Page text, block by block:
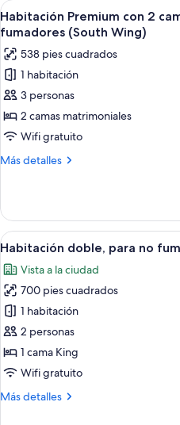
(South
Wing)
2
camas
para
fumadores
(South
Wing)
Abrir
todas
las
fotos
de
Habitación
Premium
con
2
para
fumadores
(South
Wing)
5
Habitación Premium con 2
fumadores (South Wing)
538 pies cuadrados
1 habitación
3 personas
2 camas matrimoniales
Wifi gratuito
Más detalles
Más
Premium
con
2
individuales,
para
fumadores
(South
Wing)
Abrir
todas
las
fotos
de
Habitación
doble,
para
fumadores
6
Habitación doble, para no
Vista a la ciudad
700 pies cuadrados
1 habitación
2 personas
1 cama King
Wifi gratuito
Más detalles
Más